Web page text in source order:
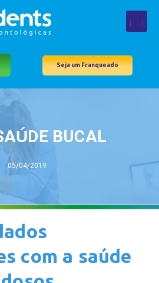
Seja um Franqueado
BUCAL
05/04/2019
com a saúde